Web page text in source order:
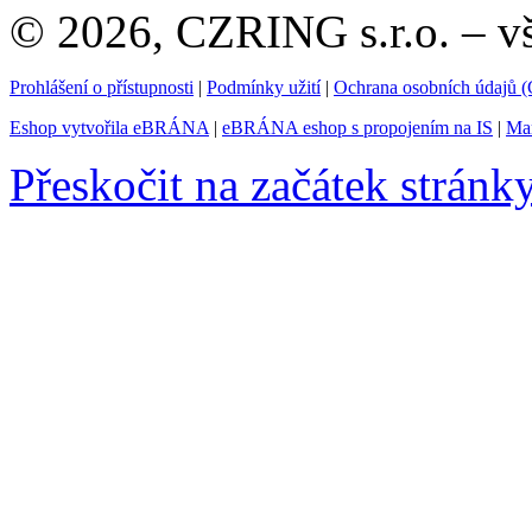
© 2026, CZRING s.r.o. –
Prohlášení o přístupnosti | Podmínky užití| Ochrana osobních údajů
Eshop vytvořila eBRÁNA | eBRÁNA eshop s propojením na IS |
Přeskočit na začátek